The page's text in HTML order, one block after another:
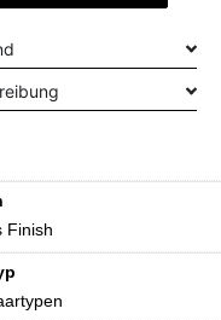
Finish